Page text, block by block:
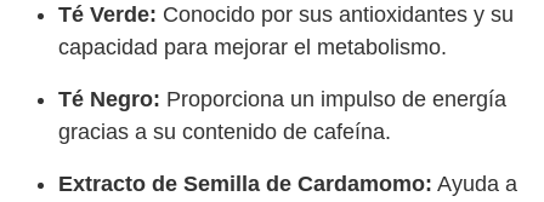
Té Verde: Conocido por sus antioxidantes y su
capacidad para mejorar el metabolismo.
Té Negro: Proporciona un impulso de energía
gracias a su contenido de cafeína.
Extracto de Semilla de Cardamomo: Ayuda a